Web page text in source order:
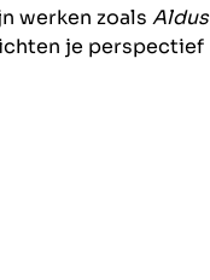
werken zoals Aldus
je perspectief